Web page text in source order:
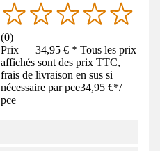
(0)
Prix — 34,95 € * Tous les prix
affichés sont des prix TTC,
frais de livraison en sus si
nécessaire par pce34,95 €*/
pce